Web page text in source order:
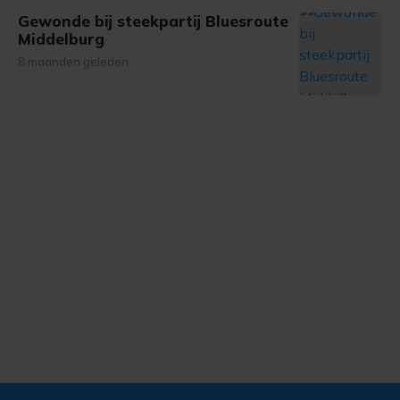
Gewonde bij steekpartij Bluesroute
Middelburg
8 maanden geleden